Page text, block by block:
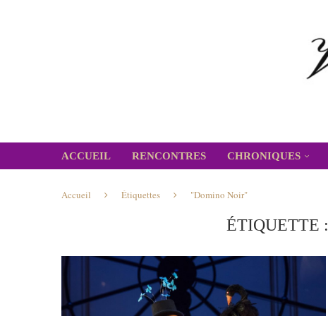
ACCUEIL RENCONTRES CHRONIQUES
Accueil Étiquettes "Domino Noir"
ÉTIQUETTE :